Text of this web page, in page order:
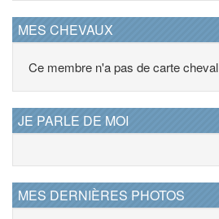
MES CHEVAUX
Ce membre n'a pas de carte cheval
JE PARLE DE MOI
MES DERNIÈRES PHOTOS